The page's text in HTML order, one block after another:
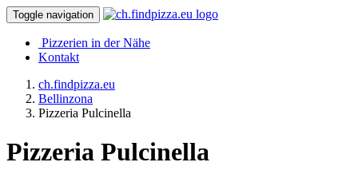
Toggle navigation
Pizzerien in der Nähe
Kontakt
ch.findpizza.eu
Bellinzona
Pizzeria Pulcinella
Pizzeria Pulcinella